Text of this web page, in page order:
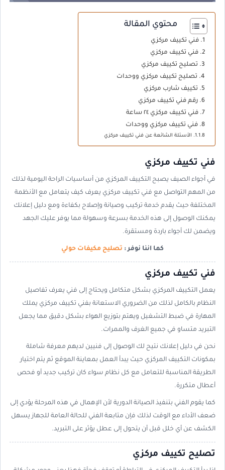
محتوي المقالة
فني تكييف مركزي
فني تكييف مركزي
تصليح تكييف مركزي
تصليح تكييف مركزي ووحدات
تكييف شارب مركزي
رقم فني تكييف مركزي
فني تكييف مركزي ٢٤ ساعة
فني تكييف مركزي ووحدات
الأسئلة الشائعة عن فني تكييف مركزي
فني تكييف مركزي
في أجواء الصيف يصبح التكييف المركزي من أساسيات الراحة اليومية لذلك
من المهم التواصل مع فني تكييف مركزي يعرف كيف يتعامل مع الأنظمة
المختلفة حيث يقدم خدمة تركيب وصيانة وإصلاح بكفاءة ومع دليل إعلانك
يمكنك الوصول إلى هذه الخدمة بسرعة وسهولة مما يوفر عليك الجهد
ويضمن لك أجواء باردة ومستقرة.
كما اننا نوفر : تصليح مكيفات حولي
فني تكييف مركزي
يعمل التكييف المركزي بشكل متكامل ويحتاج إلى فني يعرف تفاصيل
النظام بالكامل لذلك من الضروري الاستعانة بفني تكييف مركزي يملك
المهارة في ضبط التشغيل ويهتم بتوزيع الهواء بشكل دقيق مما يجعل
التبريد متساو في جميع الغرف والممرات.
نحن في دليل إعلانك نتيح لك الوصول إلى فنيين لديهم معرفة شاملة
بمكونات التكييف المركزي حيث يبدأ العمل بمعاينة الموقع ثم يتم اختيار
الطريقة المناسبة للتعامل مع كل نظام سواء كان تركيب جديد أو فحص
أعطال متكررة.
كما يقوم الفني بتنفيذ الصيانة الدورية لأن الإهمال في هذه المرحلة يؤدي إلى
ضعف الأداء مع الوقت لذلك فإن متابعة الفني للحالة العامة للجهاز يسهل
الكشف عن أي خلل قبل أن يتحول إلى عطل يؤثر على التبريد.
تصليح تكييف مركزي